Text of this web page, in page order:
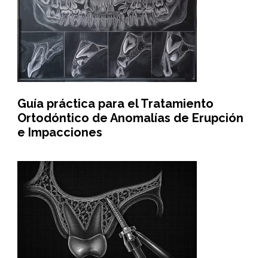
Guía práctica para el Tratamiento
Ortodóntico de Anomalías de Erupción
e Impacciones